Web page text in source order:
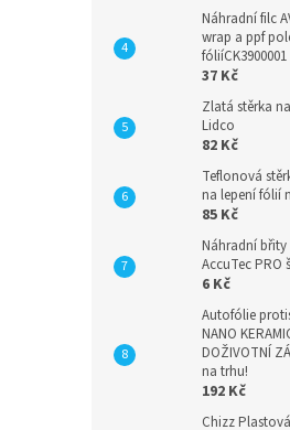
Náhradní filc
wrap a ppf
fóliíCK3900001
37 Kč
Zlatá stěrka
Lidco
82 Kč
Teflonová
na lepení fólií
85 Kč
Náhradní břity
AccuTec PRO
6 Kč
Autofólie
NANO
DOŽIVOTNÍ
na trhu!
192 Kč
Chizz